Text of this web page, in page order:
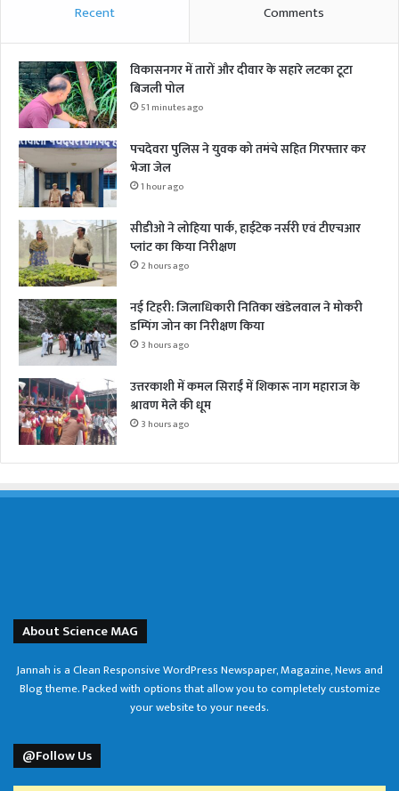
Recent Comments
विकासनगर में तारों और दीवार के सहारे लटका टूटा
बिजली पोल
51 minutes ago
पचदेवरा पुलिस ने युवक को तमंचे सहित गिरफ्तार कर
भेजा जेल
1 hour ago
सीडीओ ने लोहिया पार्क, हाईटेक नर्सरी एवं टीएचआर
प्लांट का किया निरीक्षण
2 hours ago
नई टिहरी: जिलाधिकारी नितिका खंडेलवाल ने मोकरी
डम्पिंग जोन का निरीक्षण किया
3 hours ago
उत्तरकाशी में कमल सिराईं में शिकारू नाग महाराज के
श्रावण मेले की धूम
3 hours ago
About Science MAG
Jannah is a Clean Responsive WordPress Newspaper, Magazine, News and
Blog theme. Packed with options that allow you to completely customize
your website to your needs.
@Follow Us